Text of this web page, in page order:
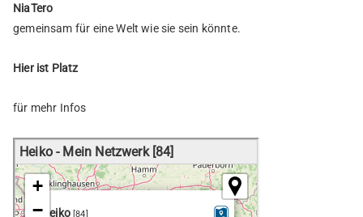
NiaTero
gemeinsam für eine Welt wie sie sein könnte.
Hier ist Platz
für mehr Infos